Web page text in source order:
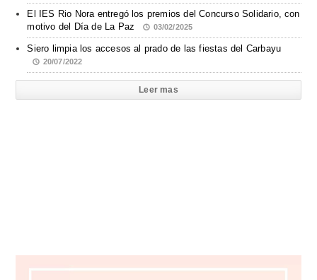
El IES Rio Nora entregó los premios del Concurso Solidario, con
motivo del Día de La Paz
03/02/2025
Siero limpia los accesos al prado de las fiestas del Carbayu
20/07/2022
Leer mas